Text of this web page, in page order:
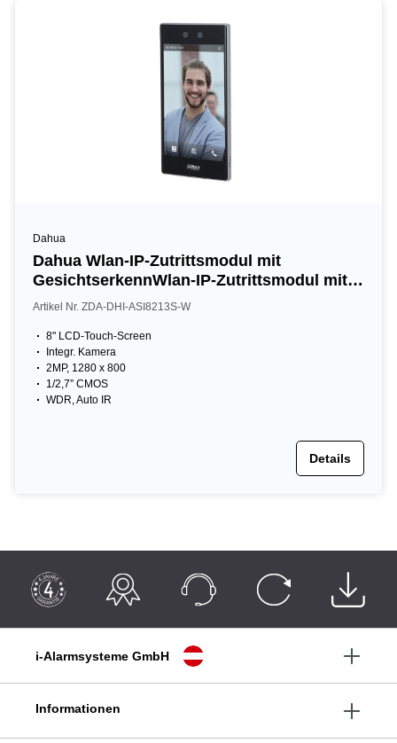
Dahua
Dahua Wlan-IP-Zutrittsmodul mit
GesichtserkennWlan-IP-Zutrittsmodul mit
Gesichtserkennung und Kartenleser, 8"
und Kartenleser, 8" LCD, 2 MP, IP65,
schwarz
Artikel Nr. ZDA-DHI-ASI8213S-W
8" LCD-Touch-Screen
Integr. Kamera
2MP, 1280 x 800
1/2,7” CMOS
WDR, Auto IR
Details
i-Alarmsysteme GmbH
Informationen